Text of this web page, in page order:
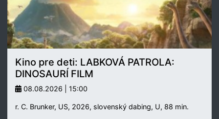
Kino pre deti: LABKOVÁ PATROLA:
DINOSAURÍ FILM
08.08.2026 | 15:00
r. C. Brunker, US, 2026, slovenský dabing, U, 88 min.